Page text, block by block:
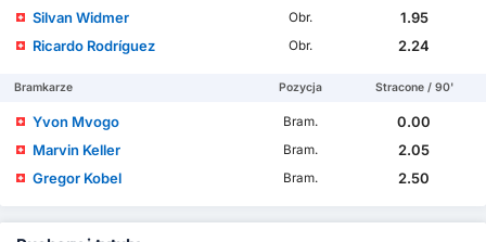
Silvan Widmer
Obr.
1.95
Ricardo Rodríguez
Obr. 2.24
Bramkarze Pozycja Stracone / 90'
Yvon Mvogo Bram.
0.00
Marvin Keller
Bram.
2.05
Gregor Kobel
Bram. 2.50